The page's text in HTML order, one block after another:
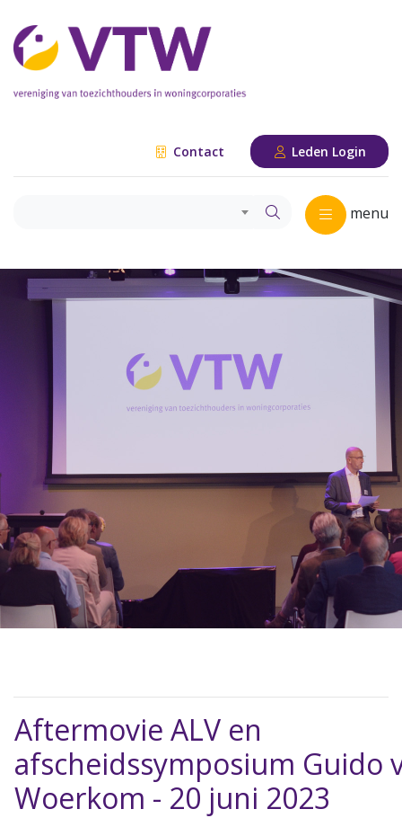
Contact Leden Login
menu
Aftermovie ALV en
afscheidssymposium Guido
Woerkom - 20 juni 2023